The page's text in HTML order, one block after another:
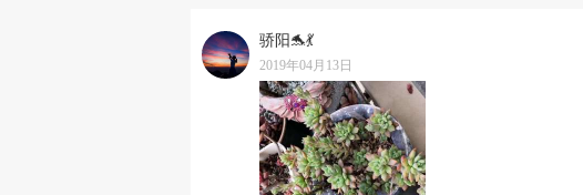
骄阳🐬💃
2019年04月13日